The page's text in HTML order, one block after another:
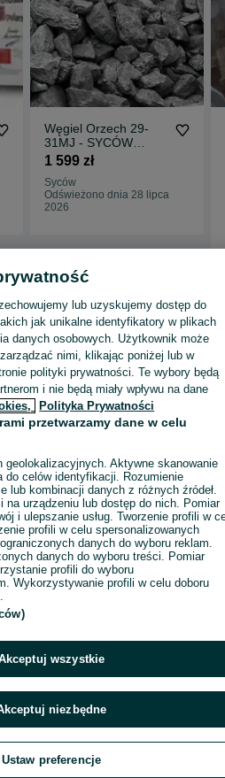
Węgiel Orzech 29-
31MJ - SYCÓW
dostawa GRATIS
1 599 zł
Syców
Odświeżono dnia 28 lipca
2026
Wyświetlenia:
lub uzyskujemy dostęp do
jak unikalne identyfikatory w plikach
danych osobowych. Użytkownik może
nimi, klikając poniżej lub w
polityki prywatności. Te wybory będą
i nie będą miały wpływu na dane
Polityka Prywatności
przetwarzamy dane w celu
geolokalizacyjnych. Aktywne skanowanie
do celów identyfikacji. Rozumienie
lub kombinacji danych z różnych źródeł.
na urządzeniu lub dostęp do nich. Pomiar
i ulepszanie usług. Tworzenie profili w
profili w celu spersonalizowanych
danych do wyboru reklam.
danych do wyboru treści. Pomiar
profili do wyboru
Wykorzystywanie profili w celu doboru
wszystkie
niezbędne
Ustaw preferencje